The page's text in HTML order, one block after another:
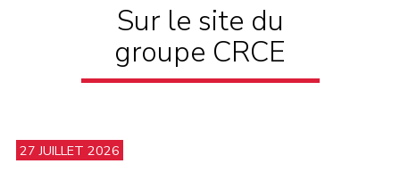
Sur le site du
groupe CRCE
27 JUILLET 2026